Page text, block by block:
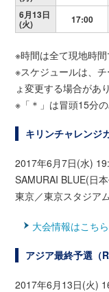
6月13日
(火) 17:00
※時間は全て現地時間
※スケジュールは、
ょ変更する場合があ
※「＊」は冒頭15分
キリンチャレンジ
2017年6月7日(水)
SAMURAI BLUE(日
東京／東京スタジアム
大会情報はこちら
アジア最終予選（
2017年6月13日(火)